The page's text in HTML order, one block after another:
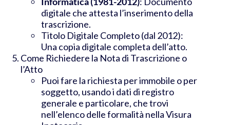
digitale che attesta l’inserimento della
trascrizione.
Titolo Digitale Completo (dal 2012):
Una copia digitale completa dell’atto.
Come Richiedere la Nota di Trascrizione o
l’Atto
Puoi fare la richiesta per immobile o per
soggetto, usando i dati di registro
generale e particolare, che trovi
nell’elenco delle formalità nella Visura